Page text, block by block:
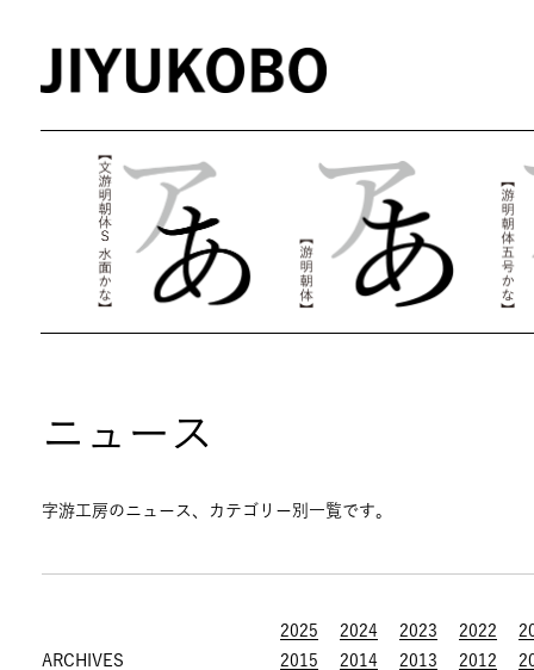
ニュース
字游工房のニュース、カテゴリー別一覧です。
ARCHIVES
2025 2024 2023 2022
2015
2014 2013 2012